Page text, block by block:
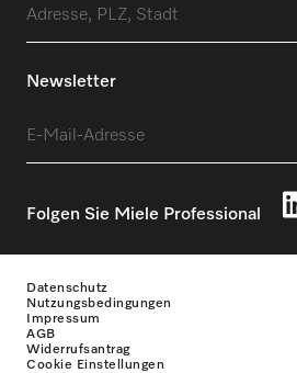
Newsletter
Folgen Sie Miele Professional
Datenschutz
Nutzungsbedingungen
Impressum
AGB
Widerrufsantrag
Cookie Einstellungen